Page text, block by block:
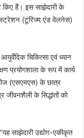
किए हैं। इस साझेदारी के
(टूरिज्म एंड वेलनेस)
चिकित्सा एवं ध्यान
प्रयोगशाला के रूप में कार्य
(एसएमएस) के छात्र
के सिद्धांतों को
साझेदारी उद्योग-एकीकृत